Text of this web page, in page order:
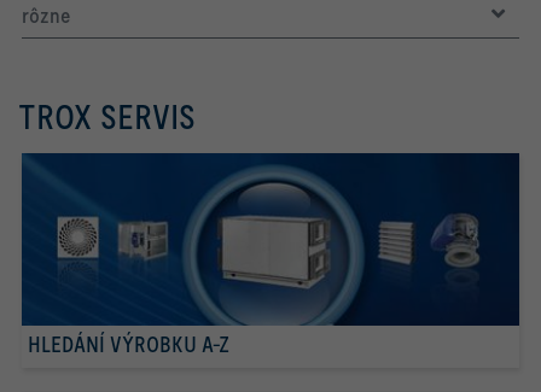
rôzne
TROX SERVIS
HLEDÁNÍ VÝROBKU A-Z